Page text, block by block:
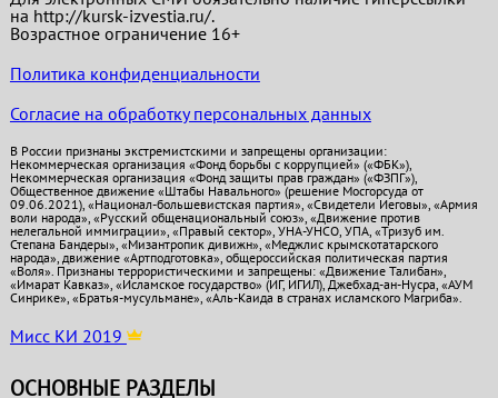
на http://kursk-izvestia.ru/.
Возрастное ограничение 16+
Политика конфиденциальности
Согласие на обработку персональных данных
В России признаны экстремистскими и запрещены организации:
Некоммерческая организация «Фонд борьбы с коррупцией» («ФБК»),
Некоммерческая организация «Фонд защиты прав граждан» («ФЗПГ»),
Общественное движение «Штабы Навального» (решение Мосгорсуда от
09.06.2021), «Национал-большевистская партия», «Свидетели Иеговы», «Армия
воли народа», «Русский общенациональный союз», «Движение против
нелегальной иммиграции», «Правый сектор», УНА-УНСО, УПА, «Тризуб им.
Степана Бандеры», «Мизантропик дивижн», «Меджлис крымскотатарского
народа», движение «Артподготовка», общероссийская политическая партия
«Воля». Признаны террористическими и запрещены: «Движение Талибан»,
«Имарат Кавказ», «Исламское государство» (ИГ, ИГИЛ), Джебхад-ан-Нусра, «АУМ
Синрике», «Братья-мусульмане», «Аль-Каида в странах исламского Магриба».
Мисс КИ 2019
ОСНОВНЫЕ РАЗДЕЛЫ